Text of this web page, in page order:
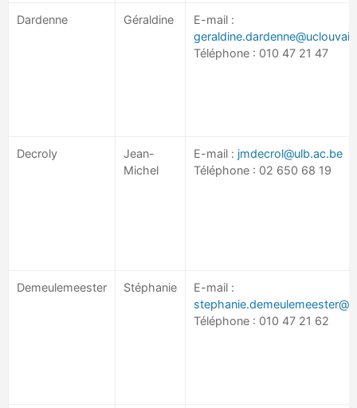
Dardenne Géraldine
E-mail :
Téléphone : 010 47 21 47
Decroly
Jean-
Michel
E-mail : jmdecrol@ulb.ac.be
Téléphone : 02 650 68 19
Demeulemeester Stéphanie
E-mail :
Téléphone : 010 47 21 62